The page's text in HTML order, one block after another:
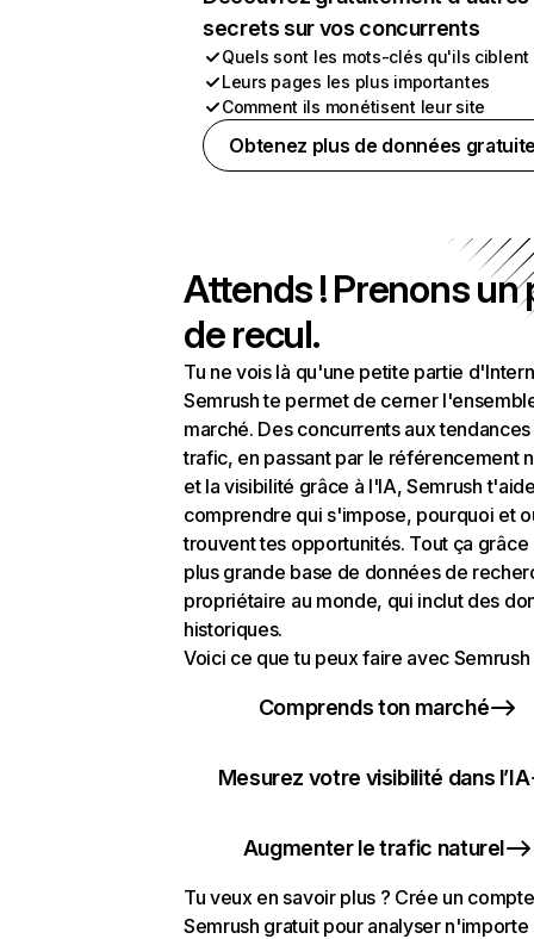
secrets sur vos concurrents
Quels sont les mots-clés qu'ils ciblent
Leurs pages les plus importantes
Comment ils monétisent leur site
Obtenez plus de données
Attends ! Prenons un
de recul.
Tu ne vois là qu'une petite partie
Semrush te permet de cerner
marché. Des concurrents aux
trafic, en passant par le référencement
et la visibilité grâce à l'IA, Semrush
comprendre qui s'impose, pourquoi et
trouvent tes opportunités. Tout ça grâce
plus grande base de données de
propriétaire au monde, qui inclut des
historiques.
Voici ce que tu peux faire avec Semrush
Comprends ton marché
Mesurez votre visibilité dans l’IA
Augmenter le trafic naturel
Tu veux en savoir plus ? Crée un compte
Semrush gratuit pour analyser n'importe